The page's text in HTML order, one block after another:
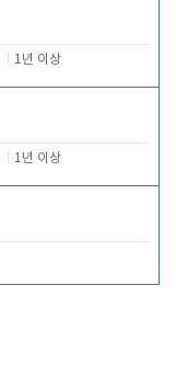
1년 이상
1년 이상